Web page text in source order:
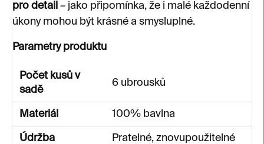
pro detail – jako připomínka, že i malé každodenní
úkony mohou být krásné a smysluplné.
Parametry produktu
Počet kusů v
sadě
6 ubrousků
Materiál 100% bavlna
Údržba Pratelné, znovupoužitelné